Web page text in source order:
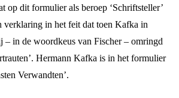
op dit formulier als beroep ‘Schriftsteller’
verklaring in het feit dat toen Kafka in
in de woordkeus van Fischer – omringd
Hermann Kafka is in het formulier
Verwandten’.